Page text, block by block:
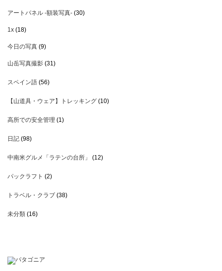
アートパネル -額装写真- (30)
1x (18)
今日の写真 (9)
山岳写真撮影 (31)
スペイン語 (56)
【山道具・ウェア】トレッキング (10)
高所での安全管理 (1)
日記 (98)
中南米グルメ「ラテンの台所」 (12)
パックラフト (2)
トラベル・クラブ (38)
未分類 (16)